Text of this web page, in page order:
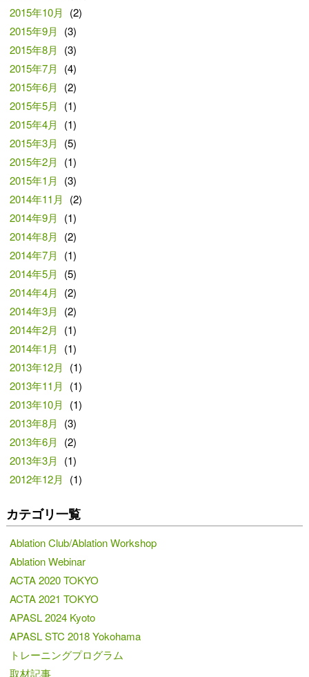
2015年10月
(2)
2015年9月
(3)
2015年8月
(3)
2015年7月
(4)
2015年6月
(2)
2015年5月
(1)
2015年4月
(1)
2015年3月
(5)
2015年2月
(1)
2015年1月
(3)
2014年11月
(2)
2014年9月
(1)
2014年8月
(2)
2014年7月
(1)
2014年5月
(5)
2014年4月
(2)
2014年3月
(2)
2014年2月
(1)
2014年1月
(1)
2013年12月
(1)
2013年11月
(1)
2013年10月
(1)
2013年8月
(3)
2013年6月
(2)
2013年3月
(1)
2012年12月
(1)
カテゴリ一覧
Ablation Club/Ablation Workshop
Ablation Webinar
ACTA 2020 TOKYO
ACTA 2021 TOKYO
APASL 2024 Kyoto
APASL STC 2018 Yokohama
トレーニングプログラム
取材記事